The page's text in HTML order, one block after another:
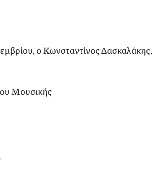
ο Κωνσταντίνος
Μουσικής